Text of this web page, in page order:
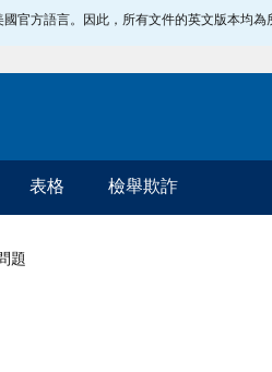
官方語言。因此，所有文件的英文版本均為
表格 檢舉欺詐
題